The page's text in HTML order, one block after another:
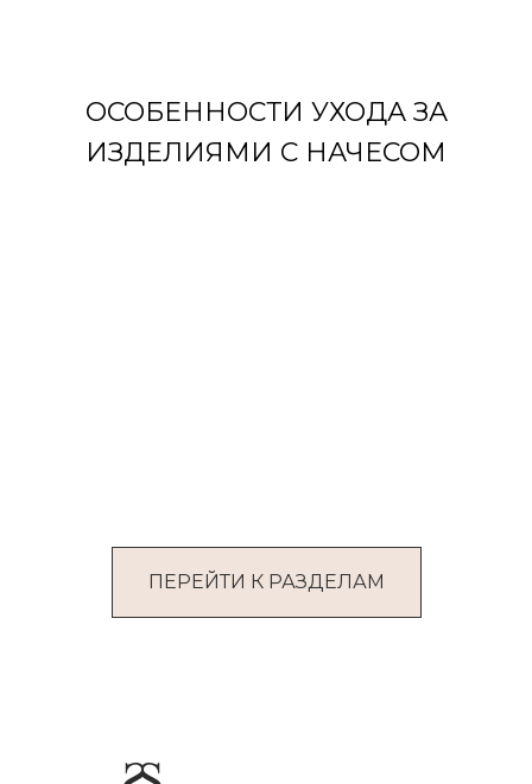
ОСОБЕННОСТИ УХОДА ЗА
ИЗДЕЛИЯМИ С НАЧЕСОМ
ПЕРЕЙТИ К РАЗДЕЛАМ